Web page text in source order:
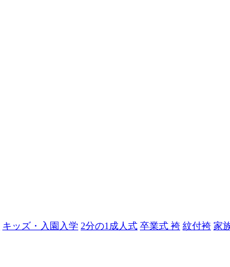
キッズ・入園入学 2分の1成人式 卒業式 袴 紋付袴 家